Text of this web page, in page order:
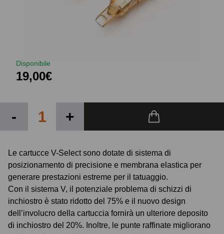
Disponibile
19,00€
- +
Le cartucce V-Select sono dotate di sistema di
posizionamento di precisione e membrana elastica per
generare prestazioni estreme per il tatuaggio.
Con il sistema V, il potenziale problema di schizzi di
inchiostro è stato ridotto del 75% e il nuovo design
dell’involucro della cartuccia fornirà un ulteriore deposito
di inchiostro del 20%. Inoltre, le punte raffinate migliorano